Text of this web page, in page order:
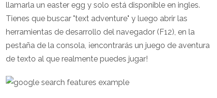
llamarla un easter egg y solo está disponible en ingles.
Tienes que buscar "text adventure" y luego abrir las
herramientas de desarrollo del navegador (F12), en la
pestaña de la consola, ¡encontrarás un juego de aventura
de texto al que realmente puedes jugar!